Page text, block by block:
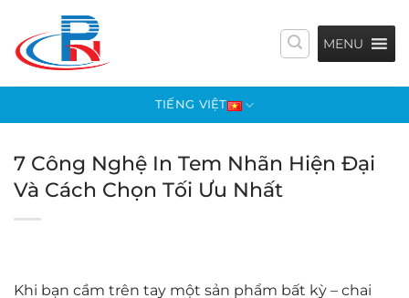
nội
MENU
TIẾNG VIỆT
7 Công Nghệ In Tem Nhãn Hiện Đại
Và Cách Chọn Tối Ưu Nhất
Khi bạn cầm trên tay một sản phẩm bất kỳ – chai